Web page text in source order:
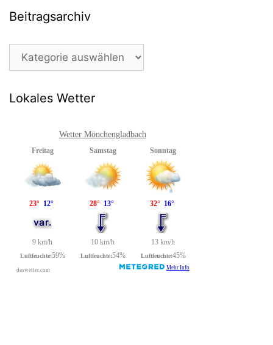
Beitragsarchiv
Beitragsarchiv
Lokales Wetter
Wetter Mönchengladbach